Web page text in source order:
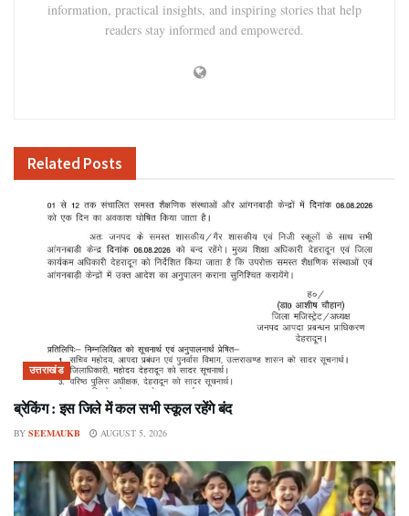
information, practical insights, and inspiring stories that help
readers stay informed and empowered.
Related Posts
उत्तराखंड
ब्रेकिंग : इस जिले में कल सभी स्कूल रहेंगे बंद
BY SEEMAUKB AUGUST 5, 2026